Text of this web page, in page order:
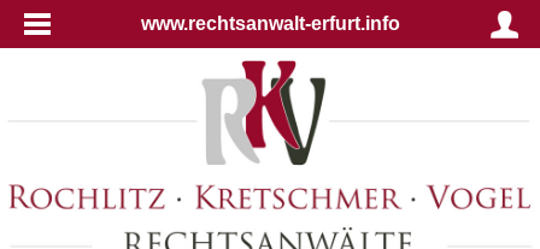
www.rechtsanwalt-erfurt.info